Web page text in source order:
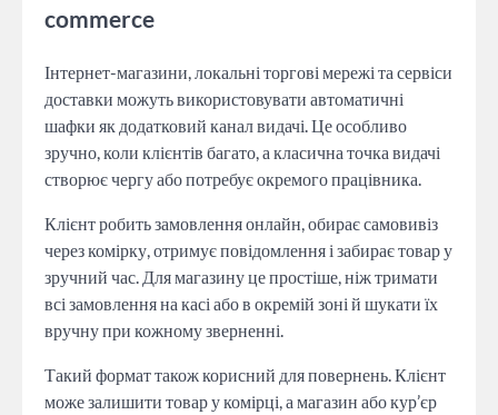
commerce
Інтернет-магазини, локальні торгові мережі та сервіси
доставки можуть використовувати автоматичні
шафки як додатковий канал видачі. Це особливо
зручно, коли клієнтів багато, а класична точка видачі
створює чергу або потребує окремого працівника.
Клієнт робить замовлення онлайн, обирає самовивіз
через комірку, отримує повідомлення і забирає товар у
зручний час. Для магазину це простіше, ніж тримати
всі замовлення на касі або в окремій зоні й шукати їх
вручну при кожному зверненні.
Такий формат також корисний для повернень. Клієнт
може залишити товар у комірці, а магазин або кур’єр